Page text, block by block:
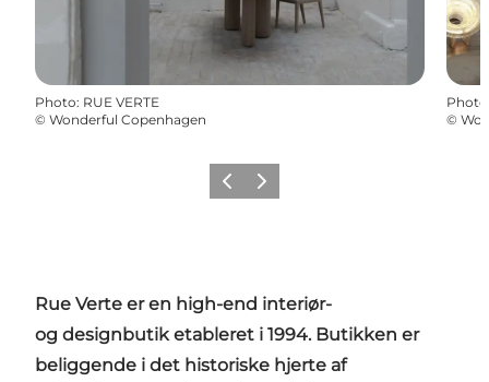
Photo: RUE VERTE
© Wonderful Copenhagen
Photo
©
Previous
Next
Rue Verte er en high-end interiør-
og designbutik etableret i 1994. Butikken er
beliggende i det historiske hjerte af